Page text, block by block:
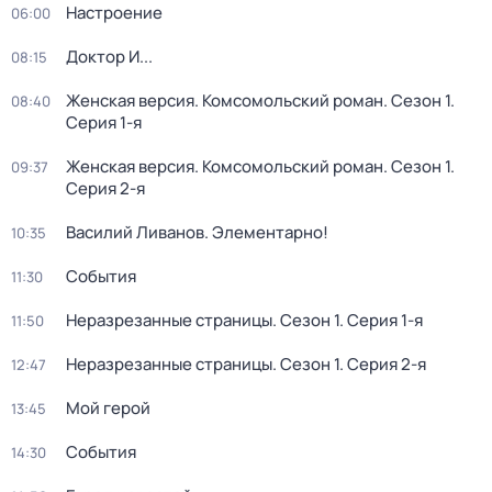
06:00 Настроение
08:15 Доктор И...
08:40 Женская версия. Комсомольский роман. Сезон 1.
Серия 1-я
09:37 Женская версия. Комсомольский роман. Сезон 1.
Серия 2-я
10:35 Василий Ливанов. Элементарно!
11:30 События
11:50 Неразрезанные страницы. Сезон 1. Серия 1-я
12:47 Неразрезанные страницы. Сезон 1. Серия 2-я
13:45 Мой герой
14:30 События